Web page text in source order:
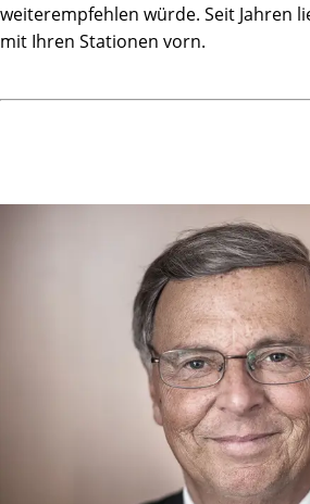
weiterempfehlen würde. Seit Jahren
mit Ihren Stationen vorn.